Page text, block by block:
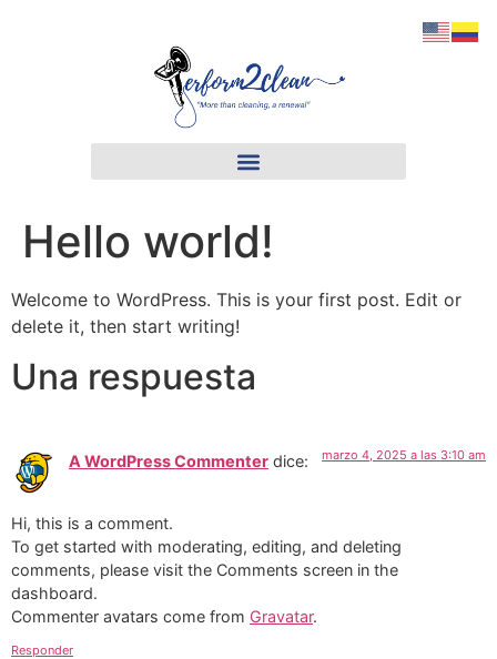
Hello world!
Welcome to WordPress. This is your first post. Edit or
delete it, then start writing!
Una respuesta
A WordPress Commenter dice: marzo 4, 2025 a las 3:10 am
Hi, this is a comment.
To get started with moderating, editing, and deleting
comments, please visit the Comments screen in the
dashboard.
Commenter avatars come from Gravatar.
Responder